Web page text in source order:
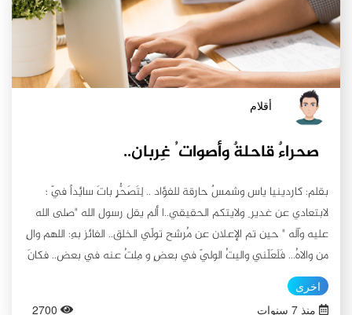
أقلام
صحراءٌ قاحلةٌ وأصوات ُ غِربان..
بقلم: كاردينيا ياس وشمسٌ حارقة للفؤاد .. لِتَصَحُّرٍ باتَ سائِداً فيّ ؛
لابتعادي عن غدير ِ ولايتكم الحقيقي..ا ألم يقل رسول الله "صلى الله
عليه وآله " حين تم الإعلان عن مُرشح تولّي الخلق.. الفائز بهِ: اللهم والِ
من والاهُ... فَلَعَلّني واليتُ الوليّ في بعضٍ و مِلتُ عنه في بعض.. فكانَ
انحداري وَ إن بَدا بسيطاً ، ألاَ أنّه أدّى بي إلى نزولي عن جادةِ الطريق
المُعبّد لِمن بحقٍ لله تقرب َوتعبّد... فكانَ مآلي لتلكَ البقعة المتصحّرة و
اخرى
منذ 7 سنوات
2700